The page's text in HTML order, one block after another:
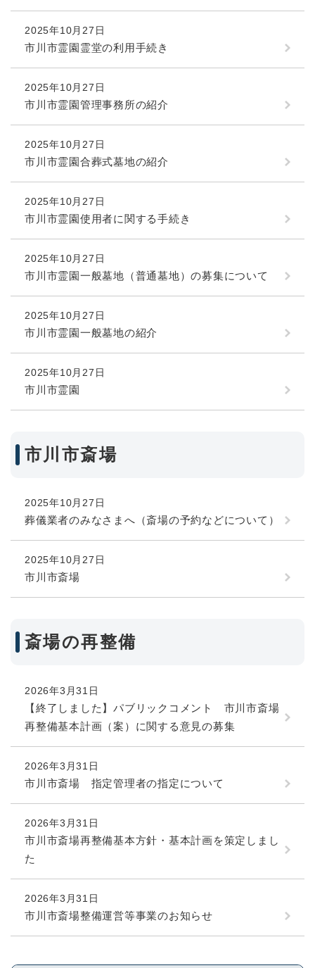
2025年10月27日
市川市霊園霊堂の利用手続き
2025年10月27日
市川市霊園管理事務所の紹介
2025年10月27日
市川市霊園合葬式墓地の紹介
2025年10月27日
市川市霊園使用者に関する手続き
2025年10月27日
市川市霊園一般墓地（普通墓地）の募集について
2025年10月27日
市川市霊園一般墓地の紹介
2025年10月27日
市川市霊園
市川市斎場
2025年10月27日
葬儀業者のみなさまへ（斎場の予約などについて）
2025年10月27日
市川市斎場
斎場の再整備
2026年3月31日
【終了しました】パブリックコメント 市川市斎場
再整備基本計画（案）に関する意見の募集
2026年3月31日
市川市斎場 指定管理者の指定について
2026年3月31日
市川市斎場再整備基本方針・基本計画を策定しまし
た
2026年3月31日
市川市斎場整備運営等事業のお知らせ